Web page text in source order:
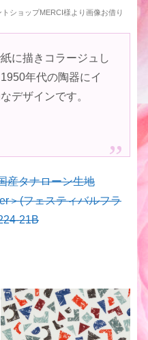
ショップMERCI様より画像お借り
に描きコラージュし
年代の陶器にイ
デザインです。
産タナローン生地
＞(フェスティバルフラ
21B